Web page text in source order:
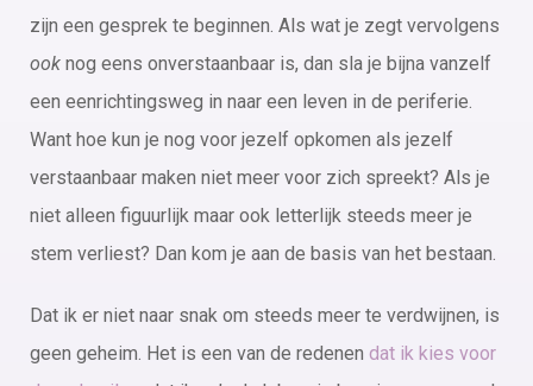
zijn een gesprek te beginnen. Als wat je zegt vervolgens
ook nog eens onverstaanbaar is, dan sla je bijna vanzelf
een eenrichtingsweg in naar een leven in de periferie.
Want hoe kun je nog voor jezelf opkomen als jezelf
verstaanbaar maken niet meer voor zich spreekt? Als je
niet alleen figuurlijk maar ook letterlijk steeds meer je
stem verliest? Dan kom je aan de basis van het bestaan.
Dat ik er niet naar snak om steeds meer te verdwijnen, is
geen geheim. Het is een van de redenen dat ik kies voor